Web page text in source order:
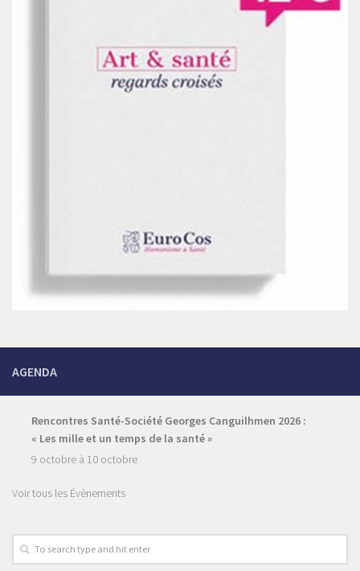
AGENDA
Rencontres Santé-Société Georges Canguilhmen 2026 :
« Les mille et un temps de la santé »
9 octobre à 10 octobre
Voir tous les Évènements